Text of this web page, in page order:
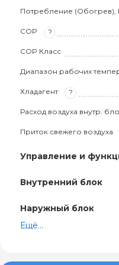
Потребление (Обогрев),
COP ?
COP Класс
Диапазон рабочих
Хладагент ?
Расход воздуха внутр.
Приток свежего воздуха
Управление и
Внутренний блок
Наружный блок
Ещё...